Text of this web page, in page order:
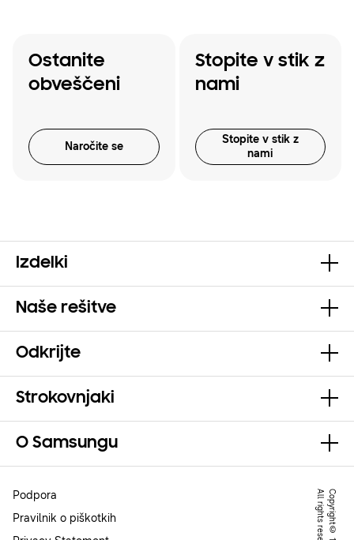
Ostanite
obveščeni
Naročite se
Stopite v stik z
nami
Stopite v stik z
nami
Izdelki
Naše rešitve
Odkrijte
Strokovnjaki
O Samsungu
.
Podpora
Pravilnik o piškotkih